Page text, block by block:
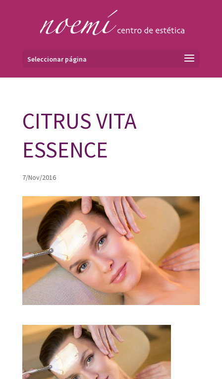
Seleccionar página
CITRUS VITA
ESSENCE
7/Nov/2016